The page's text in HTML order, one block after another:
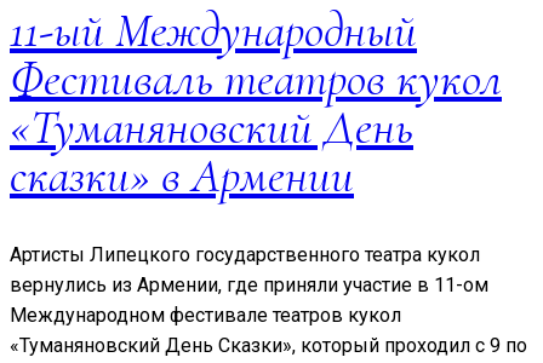
11-ый Международный
Фестиваль театров кукол
«Туманяновский День
сказки» в Армении
Артисты Липецкого государственного театра кукол
вернулись из Армении, где приняли участие в 11-ом
Международном фестивале театров кукол
«Туманяновский День Сказки», который проходил с 9 по